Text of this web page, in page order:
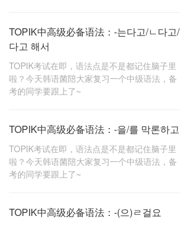
TOPIK中高级必备语法：-는다고/ㄴ다고/
다고 해서
TOPIK考试在即，语法点是不是都记住脑子里
啦？今天韩语菌陪大家复习一个中级语法，备
考的同学要跟上了~
TOPIK中高级必备语法：-을/를 막론하고
TOPIK考试在即，语法点是不是都记住脑子里
啦？今天韩语菌陪大家复习一个中级语法，备
考的同学要跟上了~
TOPIK中高级必备语法：-(으)ㄹ걸요